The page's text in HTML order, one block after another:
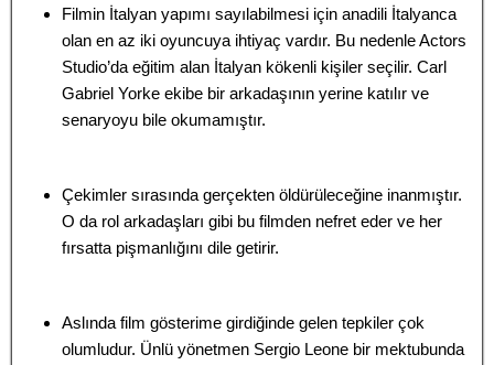
Filmin İtalyan yapımı sayılabilmesi için anadili İtalyanca
olan en az iki oyuncuya ihtiyaç vardır. Bu nedenle Actors
Studio’da eğitim alan İtalyan kökenli kişiler seçilir. Carl
Gabriel Yorke ekibe bir arkadaşının yerine katılır ve
senaryoyu bile okumamıştır.
Çekimler sırasında gerçekten öldürüleceğine inanmıştır.
O da rol arkadaşları gibi bu filmden nefret eder ve her
fırsatta pişmanlığını dile getirir.
Aslında film gösterime girdiğinde gelen tepkiler çok
olumludur. Ünlü yönetmen Sergio Leone bir mektubunda